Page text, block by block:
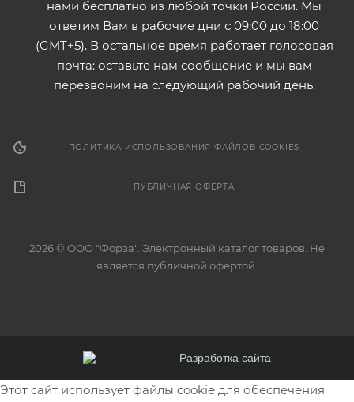
нами бесплатно из любой точки России. Мы
ответим Вам в рабочие дни с 09:00 до 18:00
(GMT+5). В остальное время работает голосовая
почта: оставьте нам сообщение и мы вам
перезвоним на следующий рабочий день.
ПОЛИТИКА ИСПОЛЬЗОВАНИЯ ФАЙЛОВ COOKIES
ПУБЛИЧНАЯ ОФЕРТА
2026 © ООО "Форза". Электронный каталог товаров. Не
является публичной офертой.
Разработка сайта
Этот сайт использует файлы cookie для обеспечения